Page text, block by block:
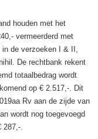
houden met het
vermeerderd met
de verzoeken I & II,
De rechtbank rekent
totaalbedrag wordt
op € 2.517,-. Dit
Rv aan de zijde van
wordt nog toegevoegd
.